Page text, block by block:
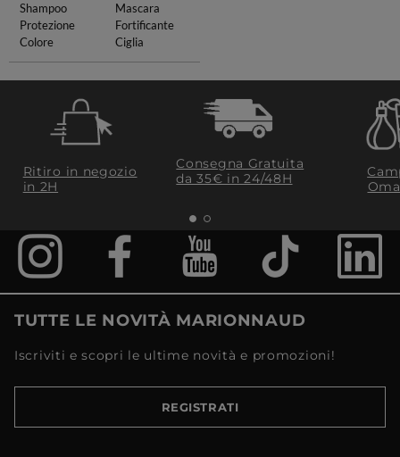
Shampoo
Protezione
Colore
Mascara
Fortificante
Ciglia
Ritiro in negozio
in 2H
Consegna Gratuita
da 35€​ in 24/48H
TUTTE LE NOVITÀ MARIONNAUD
Iscriviti e scopri le ultime novità e promozioni!
REGISTRATI